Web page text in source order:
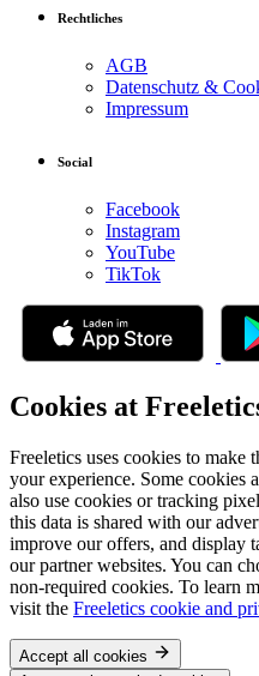
Rechtliches
AGB
Datenschutz &
Impressum
Social
Facebook
Instagram
YouTube
TikTok
Cookies at
Freeletics uses cookies to
your experience. Some cookies
also use cookies or tracking
this data is shared with our
improve our offers, and display
our partner websites. You can
non-required cookies. To learn
visit the Freeletics cookie and
Accept all cookies